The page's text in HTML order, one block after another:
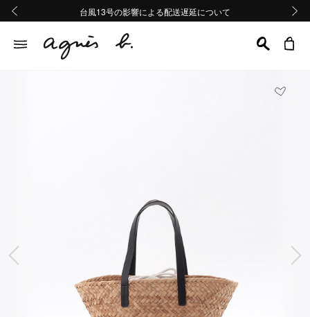
熊本地域地震の影響による配送遅延について
Summer Sale 2buy10%OFF!!
台風13号の影響による配送遅延について
熊本地域地震の影響による配送遅延について
Summer Sale 2buy10%OFF!!
前の画像